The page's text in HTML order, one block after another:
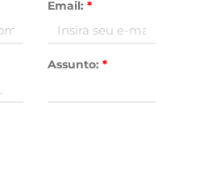
Email: *
Assunto: *